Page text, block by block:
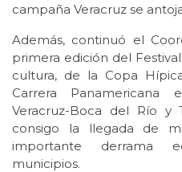
campaña Veracruz se
Además, continuó el
primera edición del
cultura, de la Copa
Carrera
Veracruz-Boca del Río y
consigo la llegada de
importante derrama
municipios.